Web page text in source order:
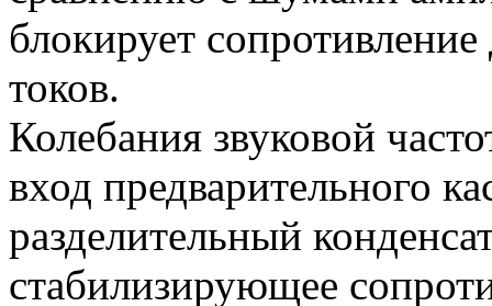
блокирует
токов.
Колебания звуковой
вход предварительного
разделительный
стабилизирующее